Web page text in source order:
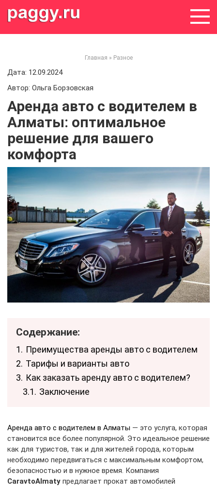
Главная » Разное
Дата: 12.09.2024
Автор: Ольга Борзовская
Аренда авто с водителем в
Алматы: оптимальное
решение для вашего
комфорта
Содержание:
1. Преимущества аренды авто с водителем
2. Тарифы и варианты авто
3. Как заказать аренду авто с водителем?
3.1. Заключение
Аренда авто с водителем в Алматы — это услуга, которая
становится все более популярной. Это идеальное решение
как для туристов, так и для жителей города, которым
необходимо передвигаться с максимальным комфортом,
безопасностью и в нужное время. Компания
CaravtoAlmaty предлагает прокат автомобилей